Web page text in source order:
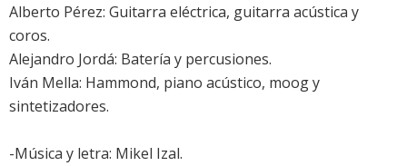
Alberto Pérez: Guitarra eléctrica, guitarra acústica y
coros.
Alejandro Jordá: Batería y percusiones.
Iván Mella: Hammond, piano acústico, moog y
sintetizadores.
-Música y letra: Mikel Izal.